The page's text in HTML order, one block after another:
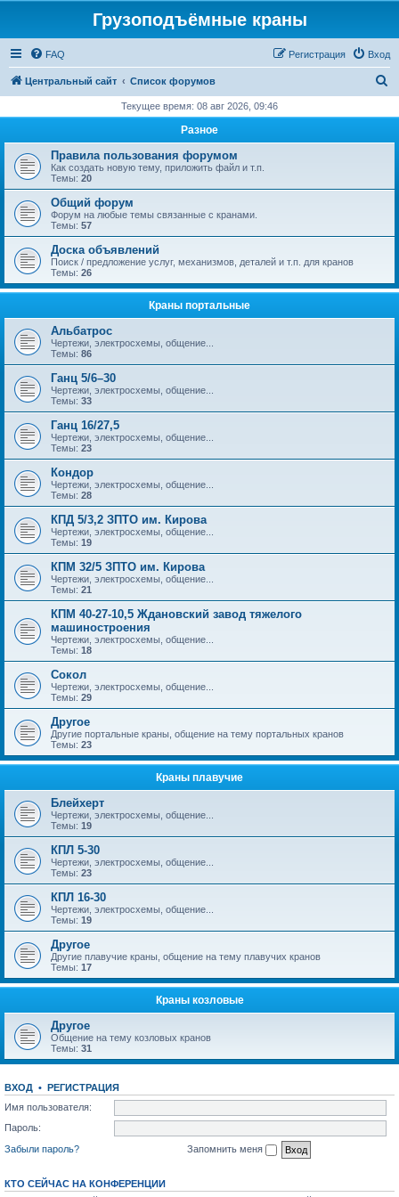
Грузоподъёмные краны
FAQ Вход
Регистрация
Центральный сайт Список форумов
с
Текущее время: 08 авг 2026, 09:46
Разное
Правила пользования форумом
Как создать новую тему, приложить файл и т.п.
Темы: 20
Общий форум
Форум на любые темы связанные с кранами.
Темы: 57
Доска объявлений
Поиск / предложение услуг, механизмов, деталей и т.п. для кранов
Темы: 26
Краны портальные
Альбатрос
Чертежи, электросхемы, общение...
Темы: 86
Ганц 5/6–30
Чертежи, электросхемы, общение...
Темы: 33
Ганц 16/27,5
Чертежи, электросхемы, общение...
Темы: 23
Кондор
Чертежи, электросхемы, общение...
Темы: 28
КПД 5/3,2 ЗПТО им. Кирова
Чертежи, электросхемы, общение...
Темы: 19
КПМ 32/5 ЗПТО им. Кирова
Чертежи, электросхемы, общение...
Темы: 21
КПМ 40-27-10,5 Ждановский завод тяжелого
машиностроения
Чертежи, электросхемы, общение...
Темы: 18
Сокол
Чертежи, электросхемы, общение...
Темы: 29
Другое
Другие портальные краны, общение на тему портальных кранов
Темы: 23
Краны плавучие
Блейхерт
Чертежи, электросхемы, общение...
Темы: 19
КПЛ 5-30
Чертежи, электросхемы, общение...
Темы: 23
КПЛ 16-30
Чертежи, электросхемы, общение...
Темы: 19
Другое
Другие плавучие краны, общение на тему плавучих кранов
Темы: 17
Краны козловые
Другое
Общение на тему козловых кранов
Темы: 31
ВХОД • РЕГИСТРАЦИЯ
Имя пользователя:
Пароль:
Забыли пароль?
Запомнить меня
КТО СЕЙЧАС НА КОНФЕРЕНЦИИ